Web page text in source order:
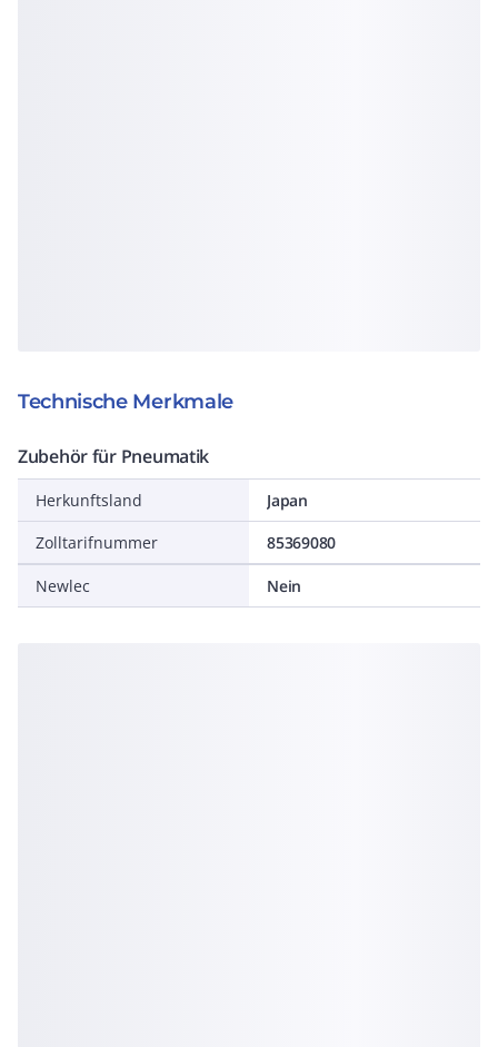
Technische Merkmale
Zubehör für Pneumatik
Herkunftsland
Japan
Zolltarifnummer
85369080
Newlec Nein